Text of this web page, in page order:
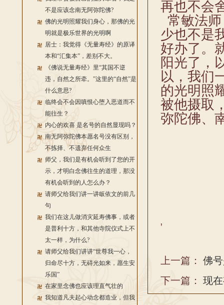
不是应该念南无阿弥陀佛?
佛的光明照耀我们身心，那佛的光
明就是极乐世界的光明啊
居士：我觉得《无量寿经》的原译
本和“汇集本”，差别不大。
《佛说无量寿经》里“其国不逆
违，自然之所牵。”这里的“自然”是
什么意思?
临终会不会因嗔恨心堕入恶道而不
能往生？
内心的欢喜 是名号的自然显现吗？
南无阿弥陀佛本愿名号没有区别，
不拣择、不遗弃任何众生
师父，我们是有机会听到了您的开
示，才明白念佛往生的道理，那没
有机会听到的人怎么办？
请师父给我们讲一讲皈依文的前几
句
我们在这儿做消灾延寿佛事，或者
是普利十方，和其他寺院仪式上不
太一样，为什么?
请师父给我们讲讲“世尊我一心，
归命尽十方，无碍光如来，愿生安
乐国”
在家里念佛也应该理直气壮的
我知道凡夫起心动念都造业，但我
再也不会
常敏法
少也不是
好办了。
阳光了，
以，我们
的光明照
被他摄取
弥陀佛、
'
上一篇： 佛
下一篇： 现